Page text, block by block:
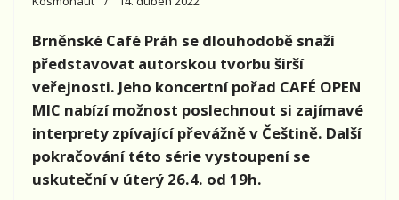
Brněnské Café Práh se dlouhodobě snaží
představovat autorskou tvorbu širší
veřejnosti. Jeho koncertní pořad CAFÉ OPEN
MIC nabízí možnost poslechnout si zajímavé
interprety zpívající převážně v Češtině. Další
pokračování této série vystoupení se
uskuteční v úterý 26.4. od 19h.